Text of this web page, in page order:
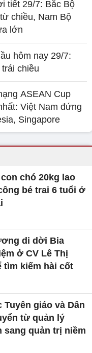
tiết 29/7: Bắc Bộ
chiều, Nam Bộ
lớn
hôm nay 29/7:
chiều
ASEAN Cup
Việt Nam đứng
Singapore
chó 20kg lao
bé trai 6 tuổi ở
di dời Bia
ở CV Lê Thị
tìm kiếm hài cốt
Tuyên giáo và Dân
từ quản lý
sang quản trị niềm